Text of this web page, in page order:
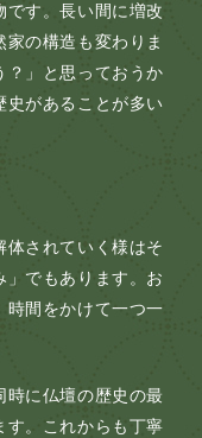
です。長い間に増改
の構造も変わりま
？」と思っておうか
史があることが多い
体されていく様はそ
」でもあります。お
時間をかけて一つ一
時に仏壇の歴史の最
す。これからも丁寧